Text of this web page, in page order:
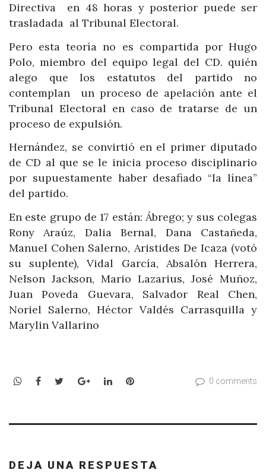
Directiva en 48 horas y posterior puede ser
trasladada al Tribunal Electoral.
Pero esta teoría no es compartida por Hugo
Polo, miembro del equipo legal del CD. quién
alego que los estatutos del partido no
contemplan un proceso de apelación ante el
Tribunal Electoral en caso de tratarse de un
proceso de expulsión.
Hernández, se convirtió en el primer diputado
de CD al que se le inicia proceso disciplinario
por supuestamente haber desafiado “la línea”
del partido.
En este grupo de 17 están: Ábrego; y sus colegas
Rony Araúz, Dalia Bernal, Dana Castañeda,
Manuel Cohen Salerno, Aristides De Icaza (votó
su suplente), Vidal García, Absalón Herrera,
Nelson Jackson, Mario Lazarius, José Muñoz,
Juan Poveda Guevara, Salvador Real Chen,
Noriel Salerno, Héctor Valdés Carrasquilla y
Marylin Vallarino
WhatsApp
Facebook
TwitterGoogle+LinkedInPinterest 0 comments
DEJA UNA RESPUESTA